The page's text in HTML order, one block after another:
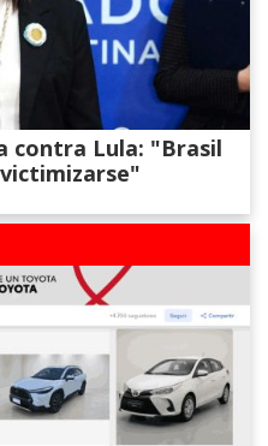
contra Lula: "Brasil